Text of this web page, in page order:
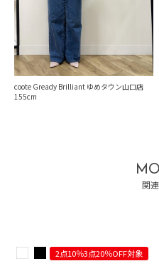
coote Gready Brilliant ゆめタウン山口店
155
関
2点10％3点20％OFF対象